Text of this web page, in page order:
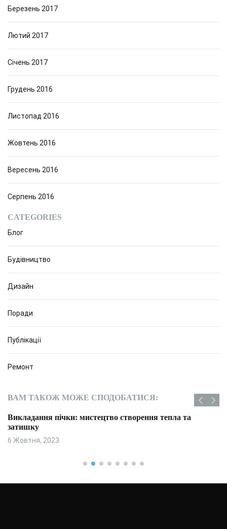
Березень 2017
Лютий 2017
Січень 2017
Грудень 2016
Листопад 2016
Жовтень 2016
Вересень 2016
Серпень 2016
CATEGORIES
Блог
Будівництво
Дизайн
Поради
Публікації
Ремонт
ВАМ ТАКОЖ МОЖЕ СПОДОБАТИСЯ:
Викладання пічки: мистецтво створення тепла та
затишку
6 Жовтня, 2023